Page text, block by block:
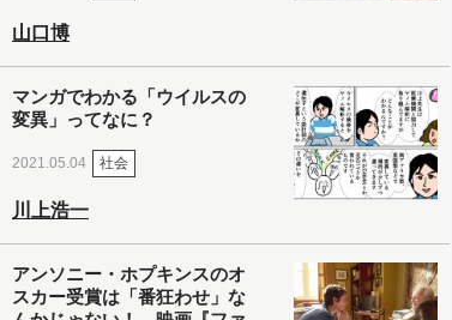
山口博
マンガでわかる「ウイルスの
変異」ってなに？
2021.05.04 社会
川上浩一
アンソニー・ホプキンスのオ
スカー受賞は「番狂わせ」な